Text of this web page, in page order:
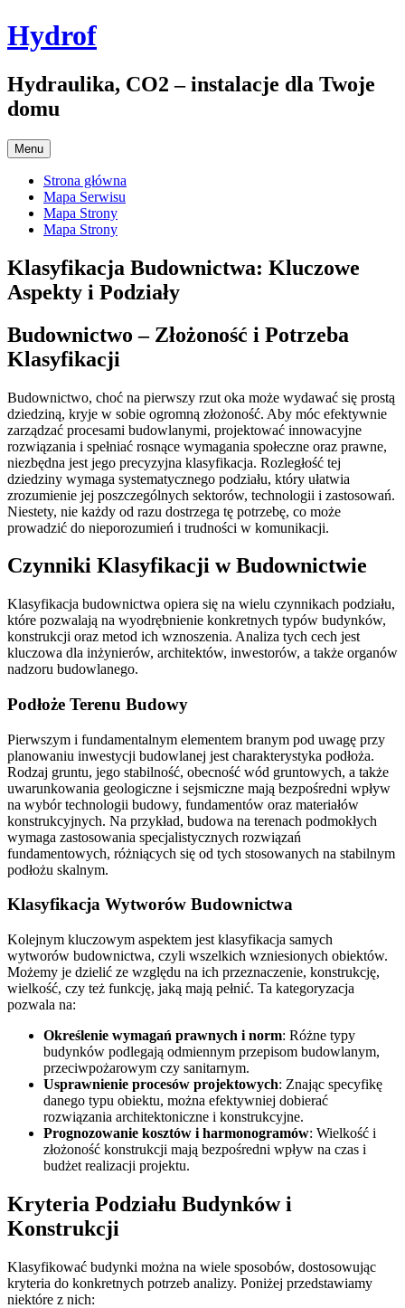
Przejdź
do
Hydrof
Hydraulika, CO2 – instalacje dla Twoje
domu
Menu
Strona główna
Mapa Serwisu
Mapa Strony
Mapa Strony
Klasyfikacja Budownictwa: Kluczowe
Aspekty i Podziały
Budownictwo – Złożoność i Potrzeba
Klasyfikacji
Budownictwo, choć na pierwszy rzut oka może wydawać się prostą
dziedziną, kryje w sobie ogromną złożoność. Aby móc efektywnie
zarządzać procesami budowlanymi, projektować innowacyjne
rozwiązania i spełniać rosnące wymagania społeczne oraz prawne,
niezbędna jest jego precyzyjna klasyfikacja. Rozległość tej
dziedziny wymaga systematycznego podziału, który ułatwia
zrozumienie jej poszczególnych sektorów, technologii i zastosowań.
Niestety, nie każdy od razu dostrzega tę potrzebę, co może
prowadzić do nieporozumień i trudności w komunikacji.
Czynniki Klasyfikacji w Budownictwie
Klasyfikacja budownictwa opiera się na wielu czynnikach podziału,
które pozwalają na wyodrębnienie konkretnych typów budynków,
konstrukcji oraz metod ich wznoszenia. Analiza tych cech jest
kluczowa dla inżynierów, architektów, inwestorów, a także organów
nadzoru budowlanego.
Podłoże Terenu Budowy
Pierwszym i fundamentalnym elementem branym pod uwagę przy
planowaniu inwestycji budowlanej jest charakterystyka podłoża.
Rodzaj gruntu, jego stabilność, obecność wód gruntowych, a także
uwarunkowania geologiczne i sejsmiczne mają bezpośredni wpływ
na wybór technologii budowy, fundamentów oraz materiałów
konstrukcyjnych. Na przykład, budowa na terenach podmokłych
wymaga zastosowania specjalistycznych rozwiązań
fundamentowych, różniących się od tych stosowanych na stabilnym
podłożu skalnym.
Klasyfikacja Wytworów Budownictwa
Kolejnym kluczowym aspektem jest klasyfikacja samych
wytworów budownictwa, czyli wszelkich wzniesionych obiektów.
Możemy je dzielić ze względu na ich przeznaczenie, konstrukcję,
wielkość, czy też funkcję, jaką mają pełnić. Ta kategoryzacja
pozwala na:
Określenie wymagań prawnych i norm: Różne typy
budynków podlegają odmiennym przepisom budowlanym,
przeciwpożarowym czy sanitarnym.
Usprawnienie procesów projektowych: Znając specyfikę
danego typu obiektu, można efektywniej dobierać
rozwiązania architektoniczne i konstrukcyjne.
Prognozowanie kosztów i harmonogramów: Wielkość i
złożoność konstrukcji mają bezpośredni wpływ na czas i
budżet realizacji projektu.
Kryteria Podziału Budynków i
Konstrukcji
Klasyfikować budynki można na wiele sposobów, dostosowując
kryteria do konkretnych potrzeb analizy. Poniżej przedstawiamy
niektóre z nich: